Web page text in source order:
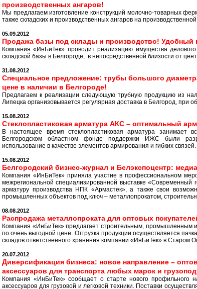
производственных ангаров!
Мы предлагаем изготовление конструкций молочно-товарных
также складских и производственных ангаров на
05.09.2012
Продажа базы под склады и производство! Удобный
Компания «ИнБиТек» проводит реализацию имущества
складской базы в Белгороде, в непосредственной близости от
31.08.2012
Специальное предложение: трубы большого
цене в наличии в Белгороде!
Предлагаем к реализации следующую трубную продукцию из
Липецка организовывается регулярная доставка в Белгород, при
15.08.2012
Стеклопластиковая арматура АКС – оптимальный
В настоящее время стеклопластиковая арматура
Белгородском областном фонде поддержки ИЖС были
использование в качестве элементов армирования и гибких связей.
15.08.2012
Белгородский бизнес-журнал и Белэкспоцентр:
Компания «ИнБиТек» приняла участие в профессиональном
межрегиональной специализированной выставке «Современный
арматуру производства НПК «Армастек», а также свои
промышленных объектов под ключ – металлопрокатом,
08.08.2012
Распродажа металлопроката для оптовых
Компания «ИнБиТек» предлагает строительным, промышленным
по очень выгодной цене. Отгрузка продукции осуществляется
складов ответственного хранения компании «ИнБиТек» в Старом
20.07.2012
Диверсификация бизнеса: новое направление –
аксессуаров для транспорта любых марок и
Компания «ИнБиТек» сообщает о старте нового профильного
аксессуаров для грузовой и легковой техники. Поставки